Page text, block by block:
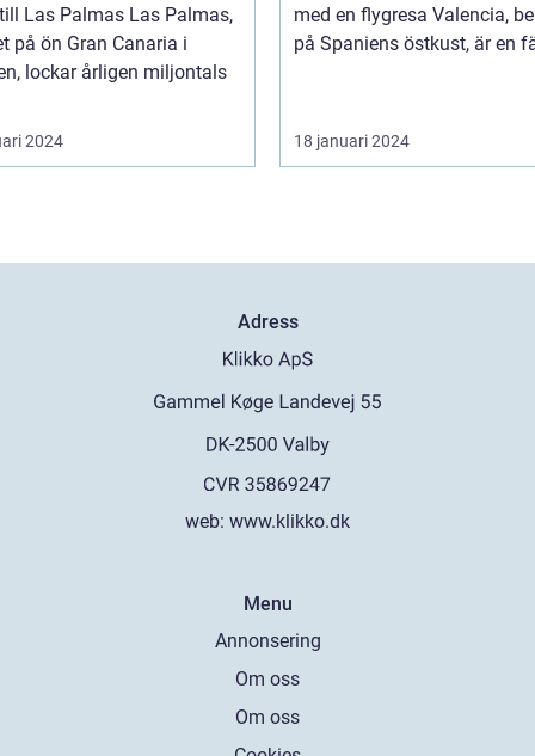
Palmas Las Palmas,
på ön Gran Canaria i
lockar årligen miljontals
2024
med en flygresa Valencia, beläget
på Spaniens östkust, är en
18 januari 2024
Adress
web: www.klikko.dk
Menu
Annonsering
Om oss
Om oss